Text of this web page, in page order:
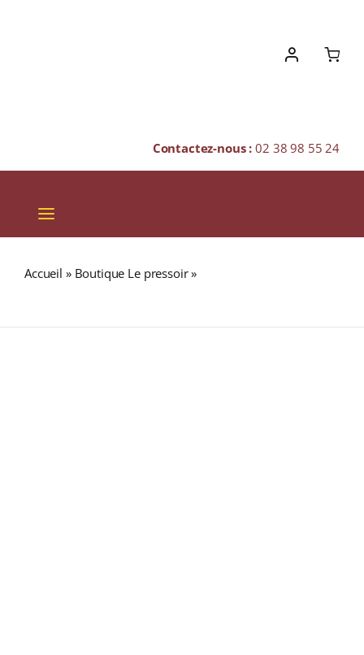
Contactez-nous :02 38 98 55 24
Toggle
Navigation
SPIRITUEUX
Accueil » Boutique Le pressoir»